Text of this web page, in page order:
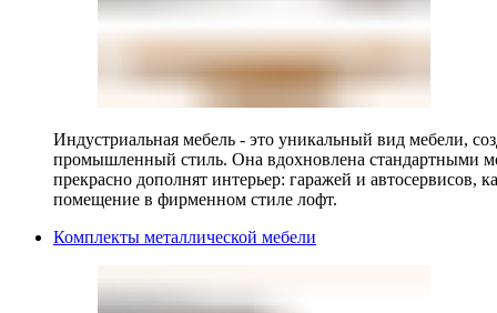
Индустриальная мебель - это уникальный вид мебели,
промышленный стиль. Она вдохновлена стандартными
прекрасно дополнят интерьер: гаражей и автосервисов,
помещение в фирменном стиле лофт.
Комплекты металлической мебели